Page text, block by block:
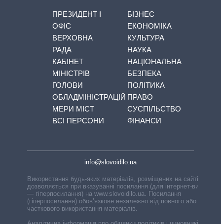
ПРЕЗИДЕНТ І
ОФІС
ВЕРХОВНА
РАДА
КАБІНЕТ
МІНІСТРІВ
ГОЛОВИ
ОБЛАДМІНІСТРАЦІЙ
МЕРИ МІСТ
ВСІ ПЕРСОНИ
БІЗНЕС
ЕКОНОМІКА
КУЛЬТУРА
НАУКА
НАЦІОНАЛЬНА
БЕЗПЕКА
ПОЛІТИКА
ПРАВО
СУСПІЛЬСТВО
ФІНАНСИ
info@slovoidilo.ua
Використання будь-яких матеріалів, розміщених на сайті,
дозволяється при вказуванні посилання (для інтернет-видань
— гіперпосилання) на www.slovoidilo.ua. Посилання
(гіперпосилання) обов’язкове незалежно від повного або
часткового використання матеріалів.